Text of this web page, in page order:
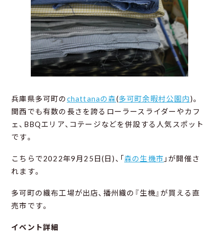
兵庫県多可町のchattanaの森(多可町余暇村公園内)。
関西でも有数の長さを誇るローラースライダーやカフ
ェ、BBQエリア、コテージなどを併設する人気スポット
です。
こちらで2022年9月25日(日)、「 森の生機市 」が開催さ
れます。
多可町の織布工場が出店、播州織の『生機』が買える直
売市です。
イベント詳細